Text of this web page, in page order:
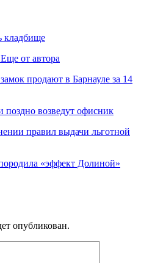
кладбище
Еще от автора
продают в Барнауле за 14
возведут офисник
правил выдачи льготной
«эффект Долиной»
опубликован.